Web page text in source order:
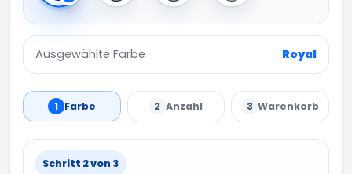
Ausgewählte Farbe Royal
1 Farbe 2 Anzahl 3 Warenkorb
Schritt 2 von 3